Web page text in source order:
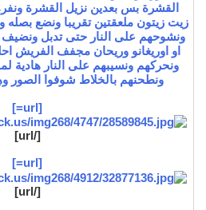
القشرة بس بعدين نزيل القشرة
ونشوحهم على النار حتى تدبل ونضيف
او اوريغانو وريحان مجفف
ونطحنهم بالخلاط شوفوا الصور
[url=]
[/url]
[url=]
[/url]